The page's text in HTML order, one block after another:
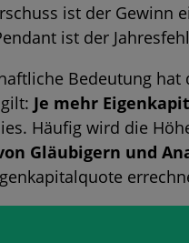
ist der Gewinn
ist der
Bedeutung hat
Je mehr
Häufig wird die
Gläubigern und